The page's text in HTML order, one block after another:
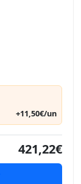
+11,50€/un
421,22€